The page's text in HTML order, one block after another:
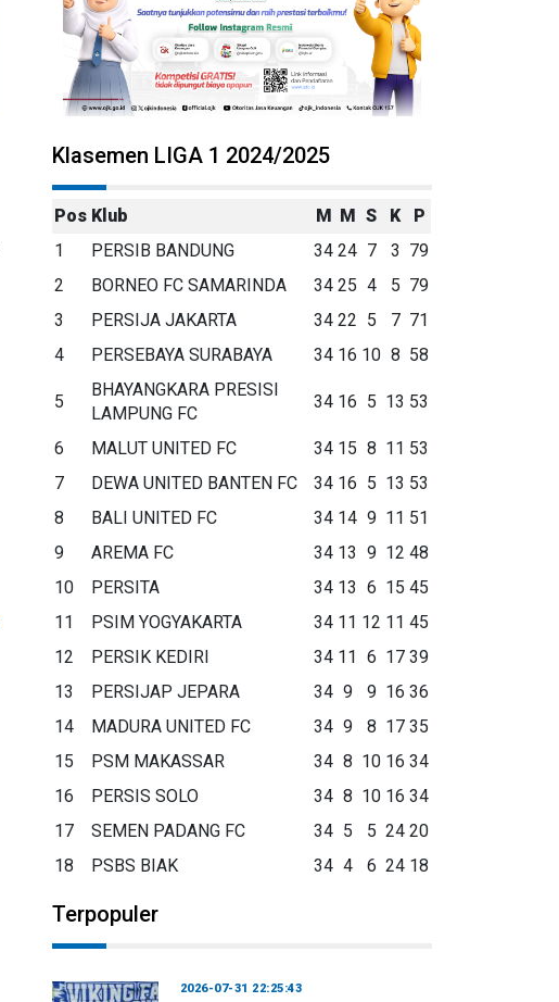
Klasemen LIGA 1 2024/2025
Pos Klub M M S K
P
1
PERSIB BANDUNG 34 24 7 3 79
2
BORNEO FC SAMARINDA 34 25 4 5 79
3
PERSIJA JAKARTA 34 22 5 7 71
4
PERSEBAYA SURABAYA 34 16 10 8 58
5
BHAYANGKARA PRESISI
LAMPUNG FC
34 16 5 13 53
6 MALUT UNITED FC 34 15 8 11 53
7
DEWA UNITED BANTEN FC 34 16 5 13 53
8
BALI UNITED FC 34 14 9 11 51
9
AREMA FC 34 13 9 12 48
10
PERSITA 34 13 6 15 45
11
PSIM YOGYAKARTA 34 11 12 11 45
12
PERSIK KEDIRI 34 11 6 17 39
13
PERSIJAP JEPARA 34 9 9 16 36
14
MADURA UNITED FC 34 9 8 17 35
15
PSM MAKASSAR 34 8 10 16 34
16
PERSIS SOLO 34 8 10 16 34
17
SEMEN PADANG FC 34 5 5 24 20
18
PSBS BIAK 34 4 6 24 18
Terpopuler
2026-07-31 22:25:43